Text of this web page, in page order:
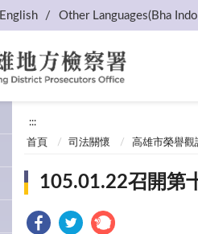
English Other Languages(Bha
:::
首頁 司法關懷 高雄市榮譽觀
105.01.22召開第